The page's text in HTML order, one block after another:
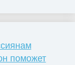
поможет